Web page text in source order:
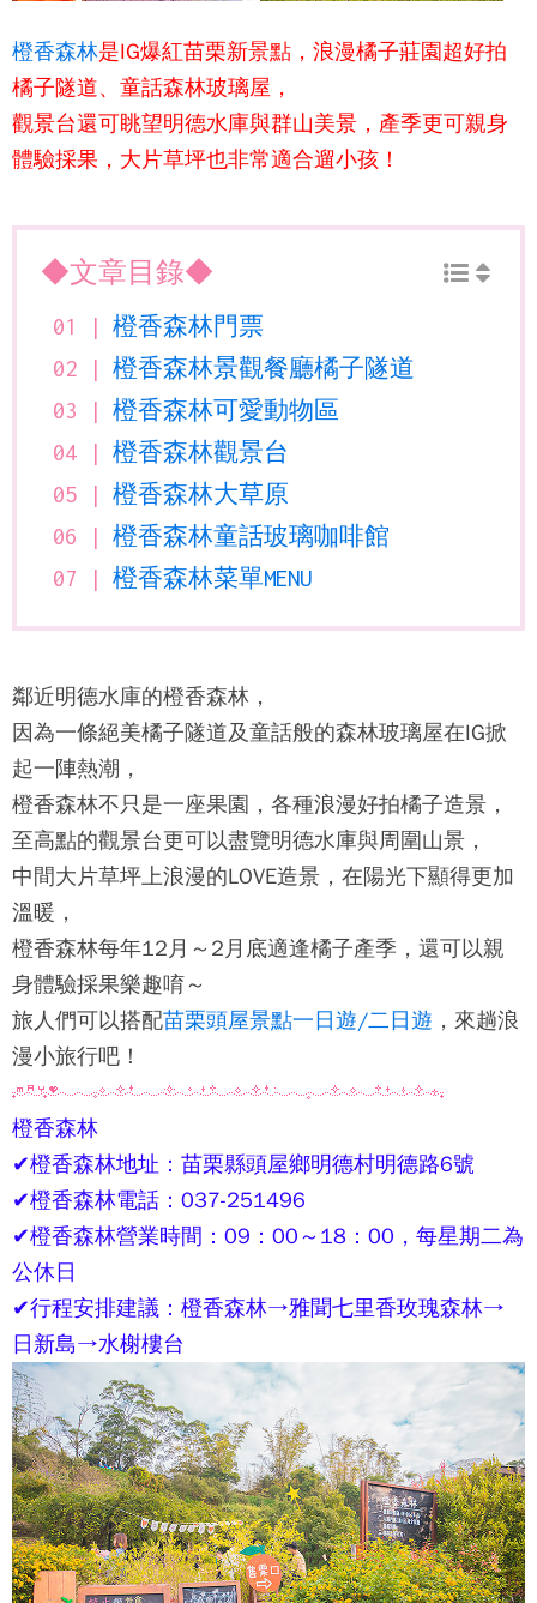
橙香森林是IG爆紅苗栗新景點，浪漫橘子莊園超好拍
橘子隧道、童話森林玻璃屋，
觀景台還可眺望明德水庫與群山美景，產季更可親身
體驗採果，大片草坪也非常適合遛小孩！
◆文章目錄◆
橙香森林門票
橙香森林景觀餐廳橘子隧道
橙香森林可愛動物區
橙香森林觀景台
橙香森林大草原
橙香森林童話玻璃咖啡館
橙香森林菜單MENU
鄰近明德水庫的橙香森林 ，
因為一條絕美橘子隧道及童話般的森林玻璃屋在IG掀
起一陣熱潮，
橙香森林不只是一座果園，各種浪漫好拍橘子造景，
至高點的觀景台更可以盡覽明德水庫與周圍山景，
中間大片草坪上浪漫的LOVE造景，在陽光下顯得更加
溫暖，
橙香森林每年12月～2月底適逢橘子產季，還可以親
身體驗採果樂趣唷～
旅人們可以搭配苗栗頭屋景點一日遊/二日遊 ，來趟浪
漫小旅行吧！
橙香森林
✔橙香森林地址：苗栗縣頭屋鄉明德村明德路6號
✔橙香森林電話：037-251496
✔橙香森林營業時間：09：00～18：00，每星期二為
公休日
✔行程安排建議： 橙香森林→雅聞七里香玫瑰森林→
日新島→水榭樓台